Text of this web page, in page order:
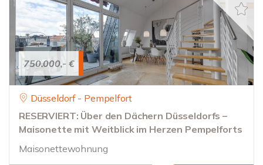
750.000,- €
Düsseldorf - Pempelfort
RESERVIERT: Über den Dächern Düsseldorfs –
Maisonette mit Weitblick im Herzen Pempelforts
Maisonettewohnung